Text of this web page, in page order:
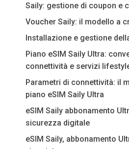
Saily: gestione di coupon e
Voucher Saily: il modello a
Installazione e gestione
Piano eSIM Saily Ultra:
connettività e servizi
Parametri di connettività: il
piano eSIM Saily Ultra
eSIM Saily abbonamento
sicurezza digitale
eSIM Saily, abbonamento